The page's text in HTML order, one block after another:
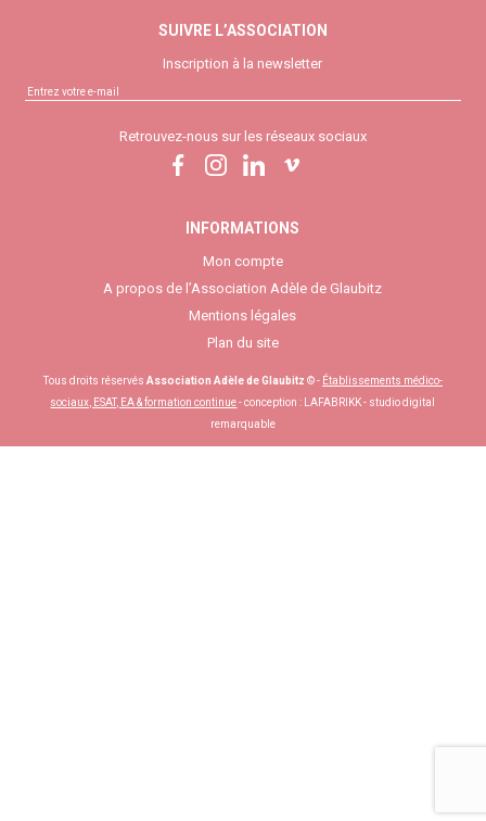
SUIVRE L’ASSOCIATION
Inscription à la newsletter
Retrouvez-nous sur les réseaux sociaux
INFORMATIONS
Mon compte
A propos de l’Association Adèle de Glaubitz
Mentions légales
Plan du site
Tous droits réservés Association Adèle de Glaubitz © - Établissements médico-
sociaux, ESAT, EA & formation continue- conception :
LAFABRIKK - studio digital
remarquable